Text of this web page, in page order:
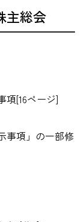
主総会
項[16ページ]
事項」の一部修